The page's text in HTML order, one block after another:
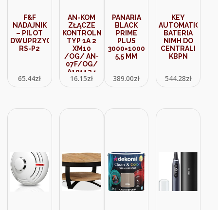
F&F
NADAJNIK
– PILOT
DWUPRZYCISKOWY
RS-P2
65.44zł
AN-KOM
ZŁĄCZE
KONTROLNE
TYP 1A 2
XM10
/OG/ AN-
07F/OG/
A191124
16.15zł
PANARIA
BLACK
PRIME
PLUS
3000×1000
5,5 MM
389.00zł
KEY
AUTOMATION
BATERIA
NIMH DO
CENTRALI
KBPN
544.28zł